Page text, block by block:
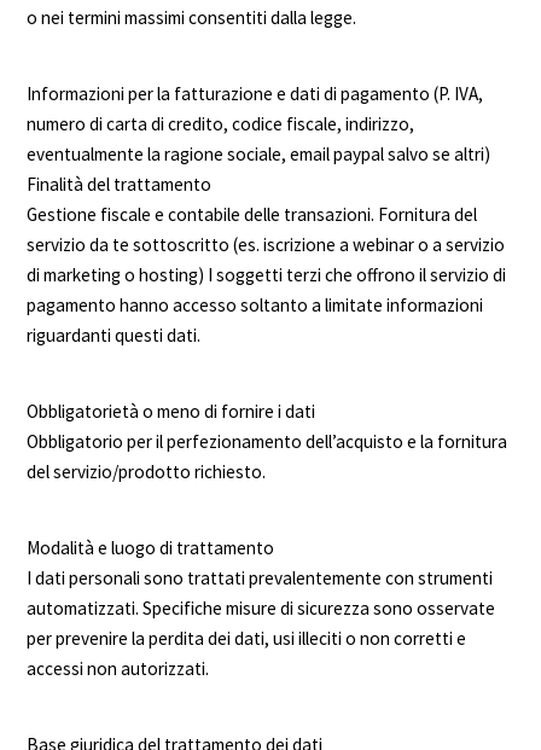
o nei termini massimi consentiti dalla legge.
Informazioni per la fatturazione e dati di pagamento (P. IVA,
numero di carta di credito, codice fiscale, indirizzo,
eventualmente la ragione sociale, email paypal salvo se altri)
Finalità del trattamento
Gestione fiscale e contabile delle transazioni. Fornitura del
servizio da te sottoscritto (es. iscrizione a webinar o a servizio
di marketing o hosting) I soggetti terzi che offrono il servizio di
pagamento hanno accesso soltanto a limitate informazioni
riguardanti questi dati.
Obbligatorietà o meno di fornire i dati
Obbligatorio per il perfezionamento dell’acquisto e la fornitura
del servizio/prodotto richiesto.
Modalità e luogo di trattamento
I dati personali sono trattati prevalentemente con strumenti
automatizzati. Specifiche misure di sicurezza sono osservate
per prevenire la perdita dei dati, usi illeciti o non corretti e
accessi non autorizzati.
Base giuridica del trattamento dei dati